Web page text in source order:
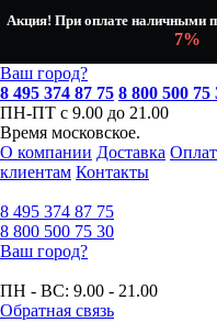
Акция! При оплате наличными
7%
Ваш город?
8 495 374 87 75 8 800 500 75
ПН-ПТ с 9.00 до 21.00
Время московское.
О компании Доставка
клиентам Контакты
8 495 374 87 75
8 800 500 75 30
Ваш город?
ПН - ВС: 9.00 - 21.00
Обратная связь